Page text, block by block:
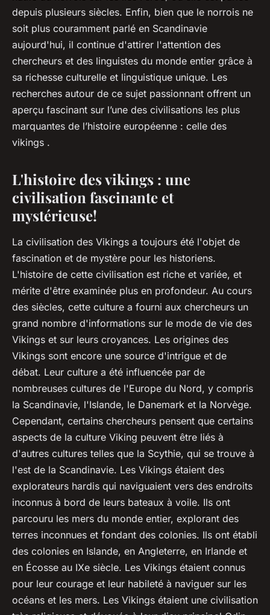
depuis plusieurs siècles. Enfin, bien que le norrois ne
soit plus couramment parlé en Scandinavie
aujourd'hui, il continue d'attirer l'attention des
chercheurs et des linguistes du monde entier grâce à
sa richesse culturelle et linguistique unique. Les
recherches autour de ce sujet passionnant offrent un
aperçu fascinant sur l’une des civilisations les plus
marquantes de l’histoire européenne : celle des
vikings .
L'histoire des vikings : une
civilisation fascinante et
mystérieuse!
La civilisation des Vikings a toujours été l'objet de
fascination et de mystère pour les historiens.
L'histoire de cette civilisation est riche et variée, et
mérite d'être examinée plus en profondeur. Au cours
des siècles, cette culture a fourni aux chercheurs un
grand nombre d'informations sur le mode de vie des
Vikings et sur leurs croyances. Les origines des
Vikings sont encore une source d'intrigue et de
débat. Leur culture a été influencée par de
nombreuses cultures de l'Europe du Nord, y compris
la Scandinavie, l'Islande, le Danemark et la Norvège.
Cependant, certains chercheurs pensent que certains
aspects de la culture Viking peuvent être liés à
d'autres cultures telles que la Scythie, qui se trouve à
l'est de la Scandinavie. Les Vikings étaient des
explorateurs hardis qui naviguaient vers des endroits
inconnus à bord de leurs bateaux à voile. Ils ont
parcouru les mers du monde entier, explorant des
terres inconnues et fondant des colonies. Ils ont établi
des colonies en Islande, en Angleterre, en Irlande et
en Écosse au IXe siècle. Les Vikings étaient connus
pour leur courage et leur habileté à naviguer sur les
océans et les mers. Les Vikings étaient une civilisation